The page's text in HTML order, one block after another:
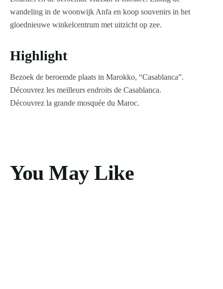
wandeling in de woonwijk Anfa en koop souvenirs in het
gloednieuwe winkelcentrum met uitzicht op zee.
Highlight
Bezoek de beroemde plaats in Marokko, “Casablanca”.
Découvrez les meilleurs endroits de Casablanca.
Découvrez la grande mosquée du Maroc.
You May Like